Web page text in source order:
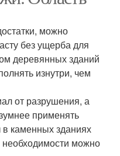
можно
без ущерба для
деревянных зданий
изнутри, чем
от разрушения, а
применять
каменных зданиях
необходимости можно